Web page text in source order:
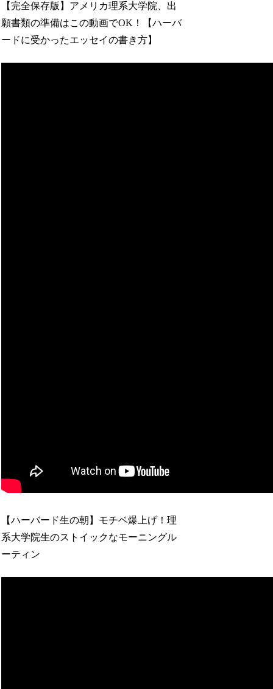
【完全保存版】アメリカ理系大学院、出
願書類の準備はこの動画でOK！【ハーバ
ードに受かったエッセイの書き方】
【ハーバード生の朝】モチベ爆上げ！理
系大学院生のストイックなモーニングル
ーティン